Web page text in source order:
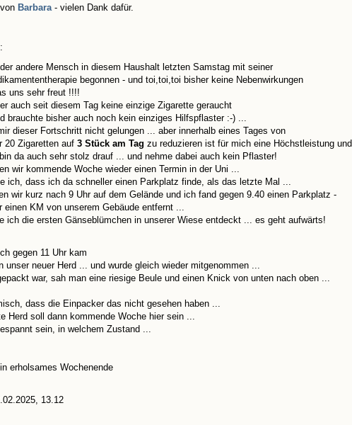
Barbara- vielen Dank dafür.
andere Mensch in diesem Haushalt letzten Samstag mit seiner
begonnen - und toi,toi,toi bisher keine Nebenwirkungen
uns sehr freut !!!!
auch seit diesem Tag keine einzige Zigarette geraucht
brauchte bisher auch noch kein einziges Hilfspflaster :-) ...
dieser Fortschritt nicht gelungen ... aber innerhalb eines Tages von
20 Zigaretten auf 3 Stück am Tag zu reduzieren ist für mich eine Höchstleistung und
da auch sehr stolz drauf ... und nehme dabei auch kein Pflaster!
wir kommende Woche wieder einen Termin in der Uni ...
ich, dass ich da schneller einen Parkplatz finde, als das letzte Mal ...
wir kurz nach 9 Uhr auf dem Gelände und ich fand gegen 9.40 einen Parkplatz -
einen KM von unserem Gebäude entfernt ...
ich die ersten Gänseblümchen in unserer Wiese entdeckt ... es geht aufwärts!
gegen 11 Uhr kam
unser neuer Herd ... und wurde gleich wieder mitgenommen ...
war, sah man eine riesige Beule und einen Knick von unten nach oben ...
dass die Einpacker das nicht gesehen haben ...
Herd soll dann kommende Woche hier sein ...
sein, in welchem Zustand ...
erholsames Wochenende
13.12